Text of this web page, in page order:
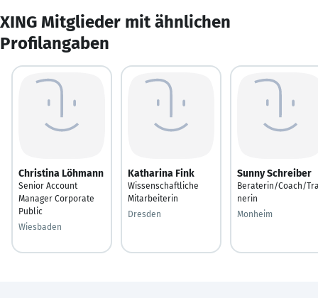
XING Mitglieder mit ähnlichen
Profilangaben
Christina Löhmann
Senior Account
Manager Corporate
Public
Wiesbaden
Katharina Fink
Wissenschaftliche
Mitarbeiterin
Dresden
Sunny Schreiber
Beraterin/Coach/
nerin
Monheim